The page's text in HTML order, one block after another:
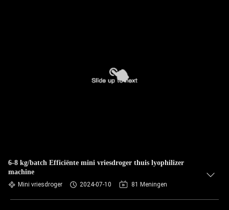
6-8 kg/batch Efficiënte mini vriesdroger thuis lyophilizer
machine
Mini vriesdroger 2024-07-10 81 Meningen